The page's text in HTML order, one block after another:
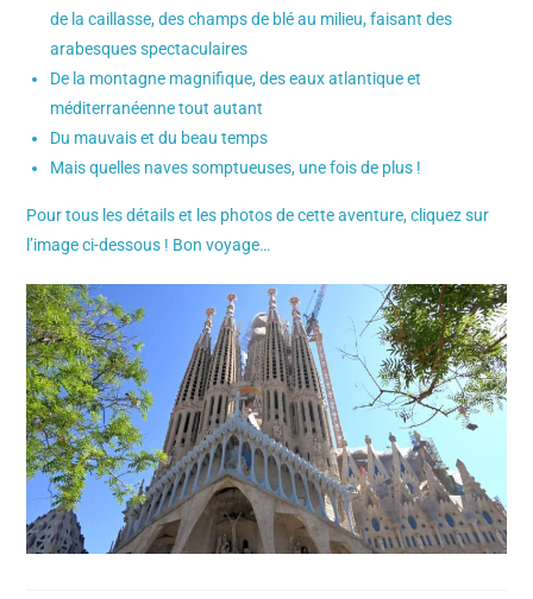
de la caillasse, des champs de blé au milieu, faisant des
arabesques spectaculaires
De la montagne magnifique, des eaux atlantique et
méditerranéenne tout autant
Du mauvais et du beau temps
Mais quelles naves somptueuses, une fois de plus !
Pour tous les détails et les photos de cette aventure, cliquez sur
l’image ci-dessous ! Bon voyage…